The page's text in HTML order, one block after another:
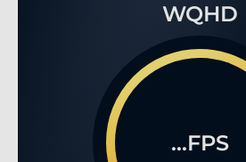
WQHD
...FPS